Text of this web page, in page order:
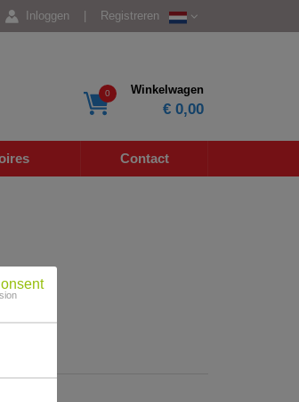
Inloggen Registreren
0 Winkelwagen
€ 0,00
Contact